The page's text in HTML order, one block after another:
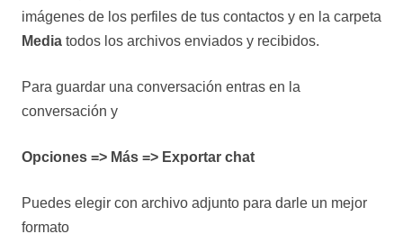
imágenes de los perfiles de tus contactos y en la carpeta
Media todos los archivos enviados y recibidos.
Para guardar una conversación entras en la
conversación y
Opciones => Más => Exportar chat
Puedes elegir con archivo adjunto para darle un mejor
formato